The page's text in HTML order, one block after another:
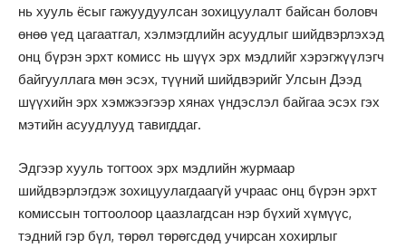
нь хууль ёсыг гажуудуулсан зохицуулалт байсан боловч
өнөө үед цагаатгал, хэлмэгдлийн асуудлыг шийдвэрлэхэд
онц бүрэн эрхт комисс нь шүүх эрх мэдлийг хэрэгжүүлэгч
байгууллага мөн эсэх, түүний шийдвэрийг Улсын Дээд
шүүхийн эрх хэмжээгээр хянах үндэслэл байгаа эсэх гэх
мэтийн асуудлууд тавигддаг.
Эдгээр хууль тогтоох эрх мэдлийн журмаар
шийдвэрлэгдэж зохицуулагдаагүй учраас онц бүрэн эрхт
комиссын тогтоолоор цаазлагдсан нэр бүхий хүмүүс,
тэдний гэр бүл, төрөл төрөгсдөд учирсан хохирлыг